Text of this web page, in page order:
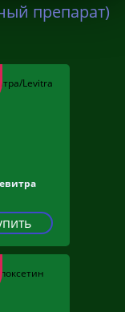
препарат)